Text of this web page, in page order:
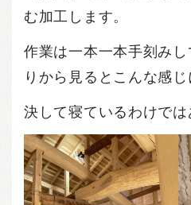
む加工します。
作業は一本一本手刻み
りから見るとこんな感じ
決して寝ているわけで